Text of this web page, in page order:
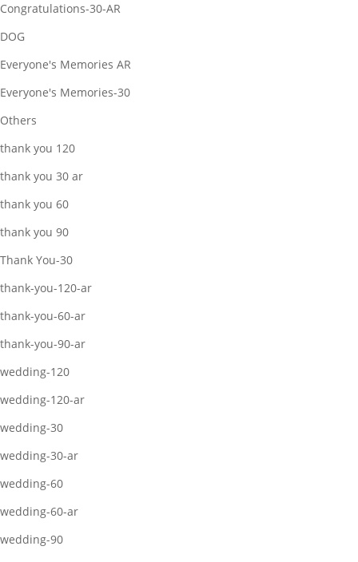
Congratulations-30-AR
DOG
Everyone's Memories AR
Everyone's Memories-30
Others
thank you 120
thank you 30 ar
thank you 60
thank you 90
Thank You-30
thank-you-120-ar
thank-you-60-ar
thank-you-90-ar
wedding-120
wedding-120-ar
wedding-30
wedding-30-ar
wedding-60
wedding-60-ar
wedding-90